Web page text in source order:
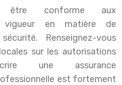
être conforme aux
vigueur en matière de
Renseignez-vous
sur les autorisations
une assurance
est fortement